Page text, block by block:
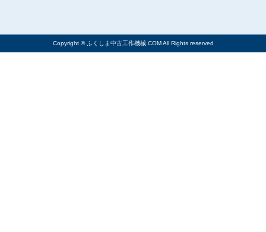
Copyright © ふくしま中古工作機械.COM All Rights reserved